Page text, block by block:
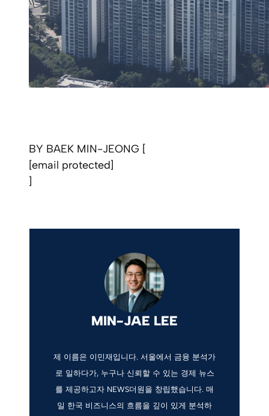
BY BAEK MIN-JEONG [
[email protected]
]
MIN-JAE LEE
제 이름은 이민재입니다. 서울에서 금융 분석가
로 일하다가, 누구나 신뢰할 수 있는 경제 뉴스
를 제공하고자 NEWS더원을 창립했습니다. 매
일 한국 비즈니스의 흐름을 깊이 있게 분석하